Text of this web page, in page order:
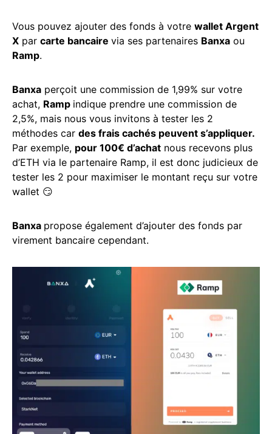
Vous pouvez ajouter des fonds à votre wallet Argent
X par carte bancaire via ses partenaires Banxa ou
Ramp.
Banxa perçoit une commission de 1,99% sur votre
achat, Ramp indique prendre une commission de
2,5%, mais nous vous invitons à tester les 2
méthodes car des frais cachés peuvent s’appliquer.
Par exemple, pour 100€ d’achat nous recevons plus
d’ETH via le partenaire Ramp, il est donc judicieux de
tester les 2 pour maximiser le montant reçu sur votre
wallet 😏
Banxa propose également d’ajouter des fonds par
virement bancaire cependant.